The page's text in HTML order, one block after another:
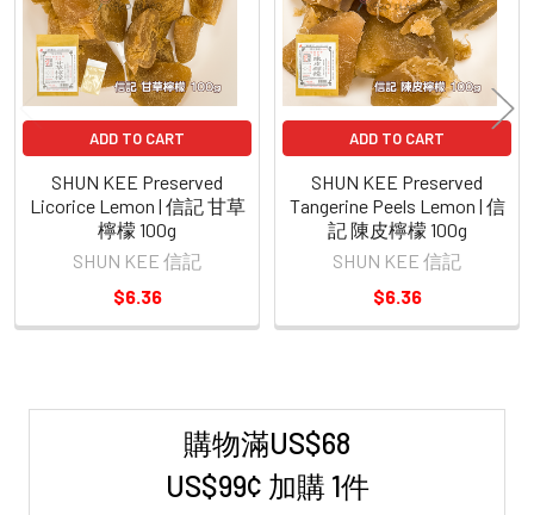
購物滿US$68
US$99¢ 加購 1件
ADD TO CART
SHUN KEE Preserved
Licorice Lemon | 信記 甘草
檸檬 100g
SHUN KEE 信記
$6.36
ADD TO CART
SHUN KEE Preserved
Tangerine Peels Lemon | 信
記 陳皮檸檬 100g
SHUN KEE 信記
$6.36